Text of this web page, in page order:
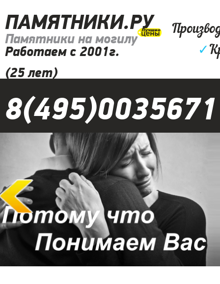
ПАМЯТНИКИ.РУ
Памятники на могилу
Работаем с 2001г.
(25 лет)
✓
8(495)0035671